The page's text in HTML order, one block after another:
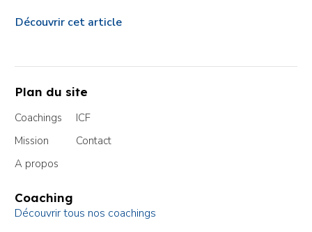
Découvrir cet article
de
page
Plan du site
Menu
de
navigation
pieds
Coachings
Mission
A propos
ICF
Contact
Coaching
Découvrir tous nos coachings